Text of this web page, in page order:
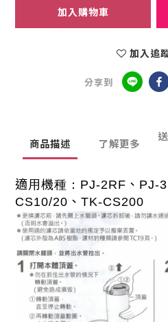
加入購物車
加入追
分享到
商品描述 了解更多
適用機種： PJ-2RF、PJ-
CS10/20、TK-CS200